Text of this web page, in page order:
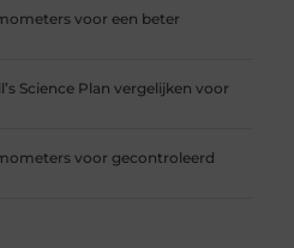
voor een beter
Science Plan vergelijken voor
voor gecontroleerd